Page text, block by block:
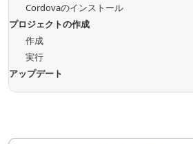
Cordovaのインストール
プロジェクトの作成
作成
実行
アップデート